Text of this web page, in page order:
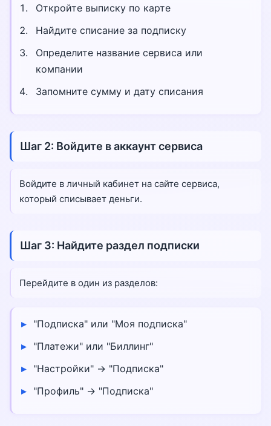
Откройте выписку по карте
Найдите списание за подписку
Определите название сервиса или
компании
Запомните сумму и дату списания
Шаг 2: Войдите в аккаунт сервиса
Войдите в личный кабинет на сайте сервиса,
который списывает деньги.
Шаг 3: Найдите раздел подписки
Перейдите в один из разделов:
"Подписка" или "Моя подписка"
"Платежи" или "Биллинг"
"Настройки" → "Подписка"
"Профиль" → "Подписка"